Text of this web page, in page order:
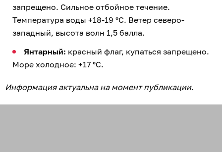
запрещено. Сильное отбойное течение.
Температура воды +18-19 °C. Ветер северо-
западный, высота волн 1,5 балла.
Янтарный: красный флаг, купаться запрещено.
Море холодное: +17 °C.
Информация актуальна на момент публикации.